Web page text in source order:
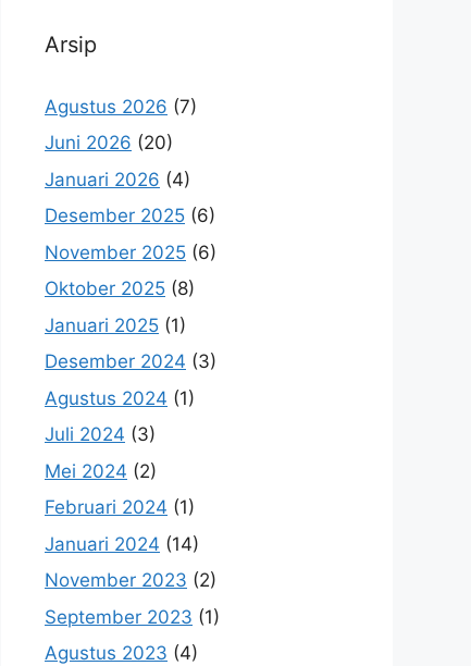
Arsip
Agustus 2026 (7)
Juni 2026 (20)
Januari 2026 (4)
Desember 2025 (6)
November 2025 (6)
Oktober 2025 (8)
Januari 2025 (1)
Desember 2024 (3)
Agustus 2024 (1)
Juli 2024 (3)
Mei 2024 (2)
Februari 2024 (1)
Januari 2024 (14)
November 2023 (2)
September 2023 (1)
Agustus 2023 (4)